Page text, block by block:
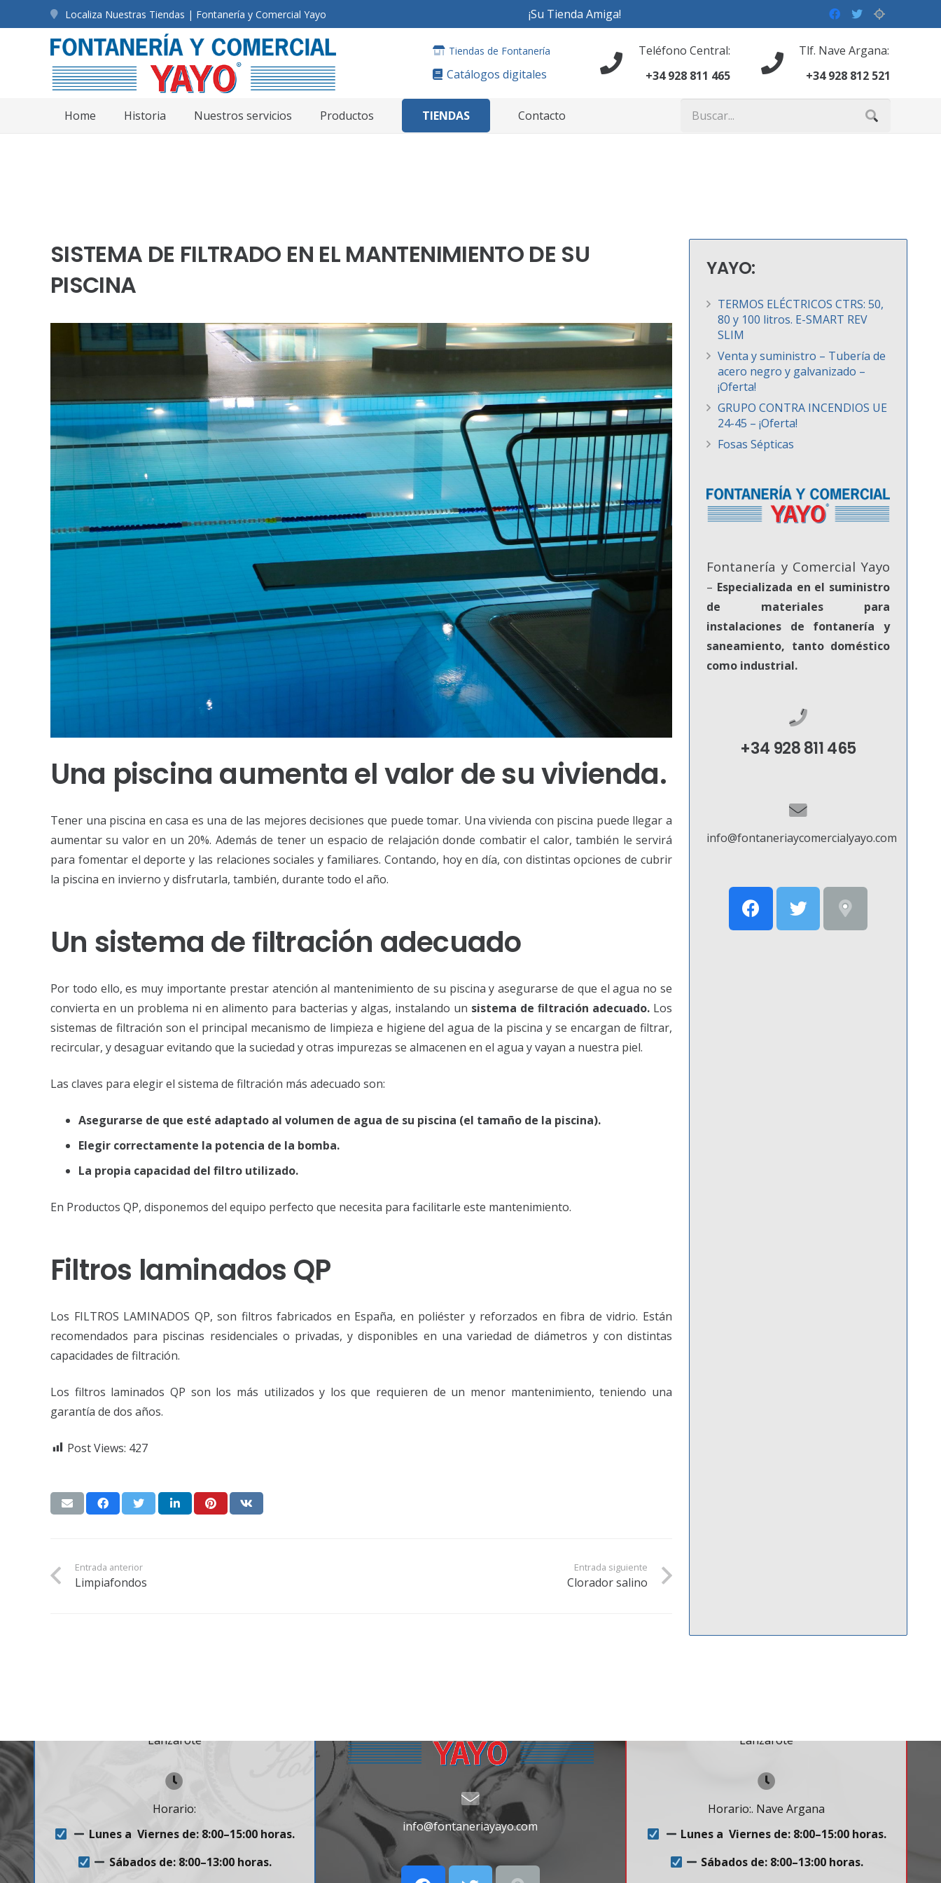
Localiza Nuestras Tiendas | Fontanería y Comercial Yayo ¡Su Tienda Amiga!
Tiendas de Fontanería
Catálogos digitales
Teléfono Central:
+34 928 811 465
Tlf. Nave Argana:
+34 928 812 521
Home Historia Nuestros servicios Productos TIENDAS Contacto
SISTEMA DE FILTRADO EN EL MANTENIMIENTO DE SU
PISCINA
Una piscina aumenta el valor de su vivienda.
Tener una piscina en casa es una de las mejores decisiones que puede tomar. Una vivienda con piscina puede llegar a
aumentar su valor en un 20%. Además de tener un espacio de relajación donde combatir el calor, también le servirá
para fomentar el deporte y las relaciones sociales y familiares. Contando, hoy en día, con distintas opciones de cubrir
la piscina en invierno y disfrutarla, también, durante todo el año.
Un sistema de ﬁltración adecuado
Por todo ello, es muy importante prestar atención al mantenimiento de su piscina y asegurarse de que el agua no se
convierta en un problema ni en alimento para bacterias y algas, instalando un sistema de ﬁltración adecuado. Los
sistemas de filtración son el principal mecanismo de limpieza e higiene del agua de la piscina y se encargan de filtrar,
recircular, y desaguar evitando que la suciedad y otras impurezas se almacenen en el agua y vayan a nuestra piel.
Las claves para elegir el sistema de filtración más adecuado son:
Asegurarse de que esté adaptado al volumen de agua de su piscina (el tamaño de la piscina).
Elegir correctamente la potencia de la bomba.
La propia capacidad del filtro utilizado.
En Productos QP, disponemos del equipo perfecto que necesita para facilitarle este mantenimiento.
Filtros laminados QP
Los FILTROS LAMINADOS QP, son filtros fabricados en España, en poliéster y reforzados en fibra de vidrio. Están
recomendados para piscinas residenciales o privadas, y disponibles en una variedad de diámetros y con distintas
capacidades de filtración.
Los filtros laminados QP son los más utilizados y los que requieren de un menor mantenimiento, teniendo una
garantía de dos años.
Post Views: 427
Entrada anterior
Limpiafondos
Entrada siguiente
Clorador salino
YAYO:
TERMOS ELÉCTRICOS CTRS: 50,
80 y 100 litros. E-SMART REV
SLIM
Venta y suministro – Tubería de
acero negro y galvanizado –
¡Oferta!
GRUPO CONTRA INCENDIOS UE
24-45 – ¡Oferta!
Fosas Sépticas
Fontanería y Comercial Yayo
– Especializada en el suministro
de materiales para
instalaciones de fontanería y
saneamiento, tanto doméstico
como industrial.
+34 928 811 465
info@fontaneriaycomercialyayo.com
Lanzarote
Horario:
Lunes a Viernes de: 8:00–15:00 horas.
Sábados de: 8:00–13:00 horas.
info@fontaneriayayo.com
Lanzarote
Horario:. Nave Argana
Lunes a Viernes de: 8:00–15:00 horas.
Sábados de: 8:00–13:00 horas.